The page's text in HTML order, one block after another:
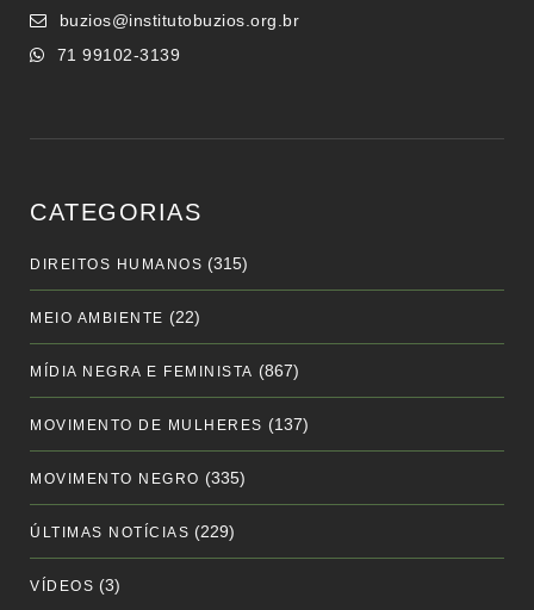
buzios@institutobuzios.org.br
71 99102-3139
CATEGORIAS
DIREITOS HUMANOS (315)
MEIO AMBIENTE (22)
MÍDIA NEGRA E FEMINISTA (867)
MOVIMENTO DE MULHERES (137)
MOVIMENTO NEGRO (335)
ÚLTIMAS NOTÍCIAS (229)
VÍDEOS (3)